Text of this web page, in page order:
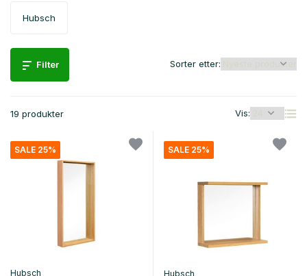
Hubsch
Filter
19 produkter Vis:
Sorter etter:
SALE 25%
Hubsch
SALE 25%
Hubsch